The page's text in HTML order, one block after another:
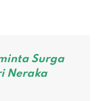
Surga
Neraka